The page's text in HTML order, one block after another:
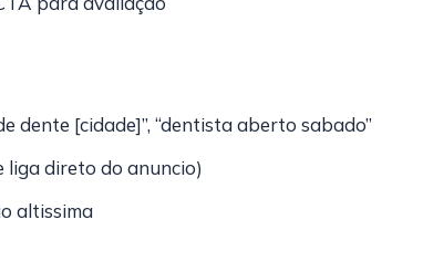
dente [cidade]”, “dentista aberto sabado”
liga direto do anuncio)
altissima